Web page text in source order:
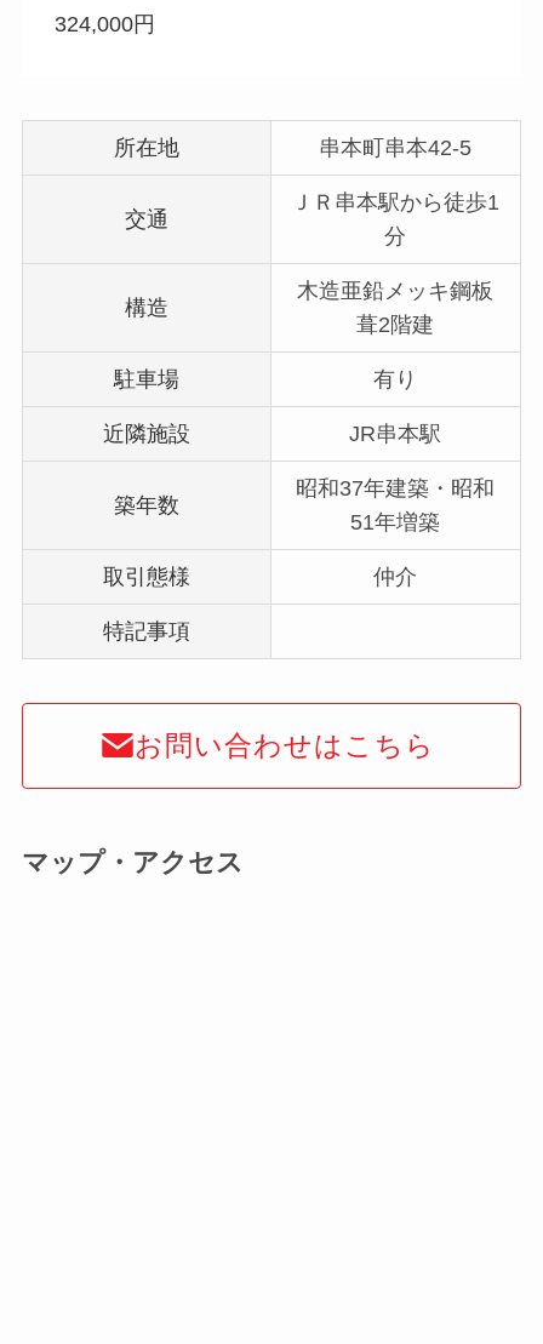
324,000円
所在地 串本町串本42-5
交通
ＪＲ串本駅から徒歩1
分
構造
木造亜鉛メッキ鋼板
葺2階建
駐車場 有り
近隣施設 JR串本駅
築年数
昭和37年建築・昭和
51年増築
取引態様 仲介
特記事項
お問い合わせはこちら
マップ・アクセス